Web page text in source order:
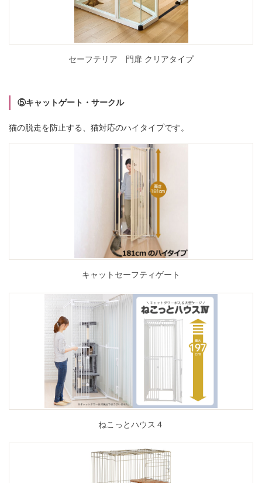
セーフテリア 門扉 クリアタイプ
⑤キャットゲート・サークル
猫の脱走を防止する、猫対応のハイタイプです。
キャットセーフティゲート
ねこっとハウス４